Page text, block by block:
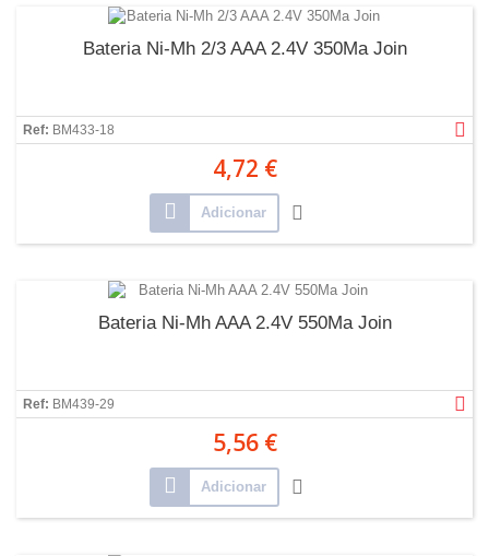
Bateria Ni-Mh 2/3 AAA 2.4V 350Ma Join
Ref: BM433-18
4,72 €
Adicionar
Bateria Ni-Mh AAA 2.4V 550Ma Join
Ref: BM439-29
5,56 €
Adicionar